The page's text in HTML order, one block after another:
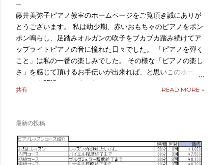
藤井美弥子ピアノ教室のホームページをご覧頂き誠にありが
とうございます。 私は幼少期、赤いおもちゃのピアノをポン
ポン鳴らし、足踏みオルガンの吹子をブカブカ踏み続けてア
ップライトピアノの音に憧れた日々でした。 「ピアノを弾く
こと」は私の一番の楽しみでした。 その様な「ピアノの楽し
さ」を感じて頂けるお手伝いが出来れば、と思いこのホーム
ページを開設いたしました。 そしてこのホームページから少
なからずメッセージをお届けしたいと思っております。 写真
共有 READ MORE »
最新の投稿